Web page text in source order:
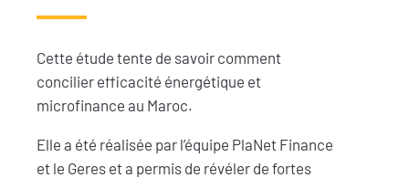
Cette étude tente de savoir comment
concilier efficacité énergétique et
microfinance au Maroc.
Elle a été réalisée par l’équipe PlaNet Finance
et le Geres et a permis de révéler de fortes